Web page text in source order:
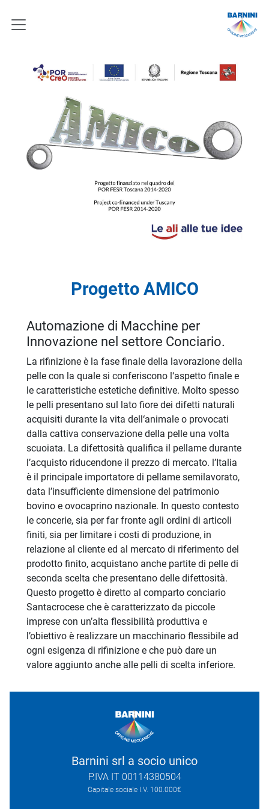
Progetto AMICO
Automazione di Macchine per
Innovazione nel settore Conciario.
La rifinizione è la fase finale della lavorazione della
pelle con la quale si conferiscono l‘aspetto finale e
le caratteristiche estetiche definitive. Molto spesso
le pelli presentano sul lato fiore dei difetti naturali
acquisiti durante la vita dell‘animale o provocati
dalla cattiva conservazione della pelle una volta
scuoiata. La difettosità qualifica il pellame durante
l’acquisto riducendone il prezzo di mercato. l’Italia
è il principale importatore di pellame semilavorato,
data l’insufficiente dimensione del patrimonio
bovino e ovocaprino nazionale. In questo contesto
le concerie, sia per far fronte agli ordini di articoli
finiti, sia per limitare i costi di produzione, in
relazione al cliente ed al mercato di riferimento del
prodotto finito, acquistano anche partite di pelle di
seconda scelta che presentano delle difettosità.
Questo progetto è diretto al comparto conciario
Santacrocese che è caratterizzato da piccole
imprese con un’alta flessibilità produttiva e
l’obiettivo è realizzare un macchinario flessibile ad
ogni esigenza di rifinizione e che può dare un
valore aggiunto anche alle pelli di scelta inferiore.
Barnini srl a socio unico
P.IVA IT 00114380504
Capitale sociale I.V. 100.000€